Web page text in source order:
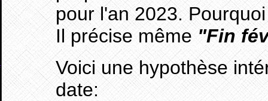
pour l'an 2023.
Il précise même "Fin
Voici une hypothèse
date: